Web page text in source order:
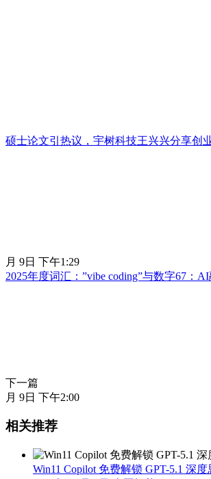
硕士论文引热议，宇树科技王兴兴分享创
月 9日 下午1:29
2025年度词汇：”vibe coding”与数字67：
下一篇
月 9日 下午2:00
相关推荐
Win11 Copilot 免费解锁 GPT-5.1 深度